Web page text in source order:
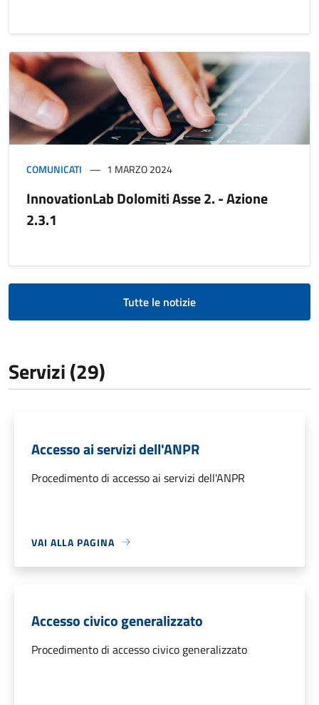
COMUNICATI 1 MARZO 2024
InnovationLab Dolomiti Asse 2. - Azione
2.3.1
Tutte le notizie
Servizi (29)
Accesso ai servizi dell'ANPR
Procedimento di accesso ai servizi dell'ANPR
VAI ALLA PAGINA
Accesso civico generalizzato
Procedimento di accesso civico generalizzato